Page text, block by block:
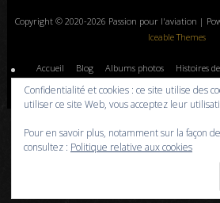
Copyright © 2020-2026 Passion pour l'aviation |
Iceable Themes
Accueil Blog Albums photos Histoires
Livres
Contact
Confidentialité et cookies : ce site utilise des
utiliser ce site Web, vous acceptez leur
Pour en savoir plus, notamment sur la façon
consultez : Politique relative aux cookies